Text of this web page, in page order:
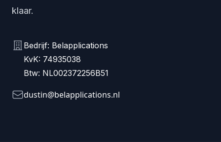
klaar.
KVKBedrijf: Belapplications
KvK: 74935038
Btw: NL002372256B51
E-maildustin@belapplications.nl